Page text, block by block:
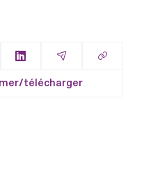
Facebook
sur X
Partager sur LinkedIn
Partager par
Copier
télécharger